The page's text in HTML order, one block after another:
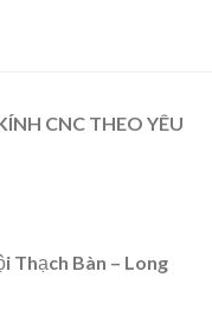
CNC THEO YÊU
Thạch Bàn – Long